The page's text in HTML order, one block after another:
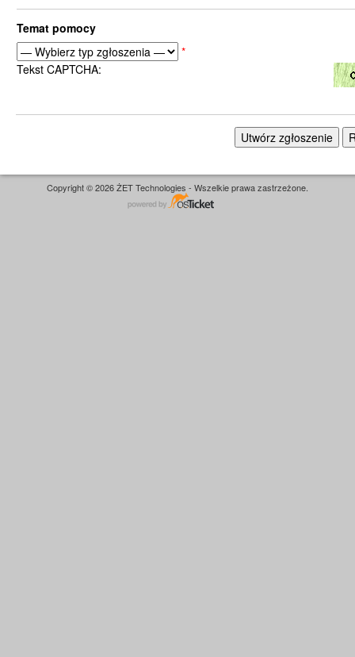
Temat pomocy
*
Tekst CAPTCHA:
Copyright © 2026 ŻET Technologies - Wszelkie prawa zastrzeżone.